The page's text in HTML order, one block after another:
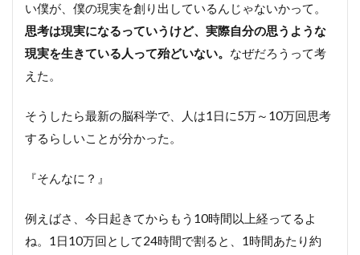
い僕が、僕の現実を創り出しているんじゃないかって。
思考は現実になるっていうけど、実際自分の思うような
現実を生きている人って殆どいない。 なぜだろうって考
えた。
そうしたら最新の脳科学で、人は1日に5万～10万回思考
するらしいことが分かった。
『そんなに？』
例えばさ、今日起きてからもう10時間以上経ってるよ
ね。1日10万回として24時間で割ると、1時間あたり約